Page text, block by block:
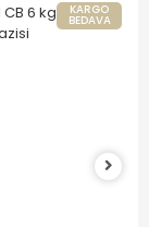
KARGO
BEDAVA